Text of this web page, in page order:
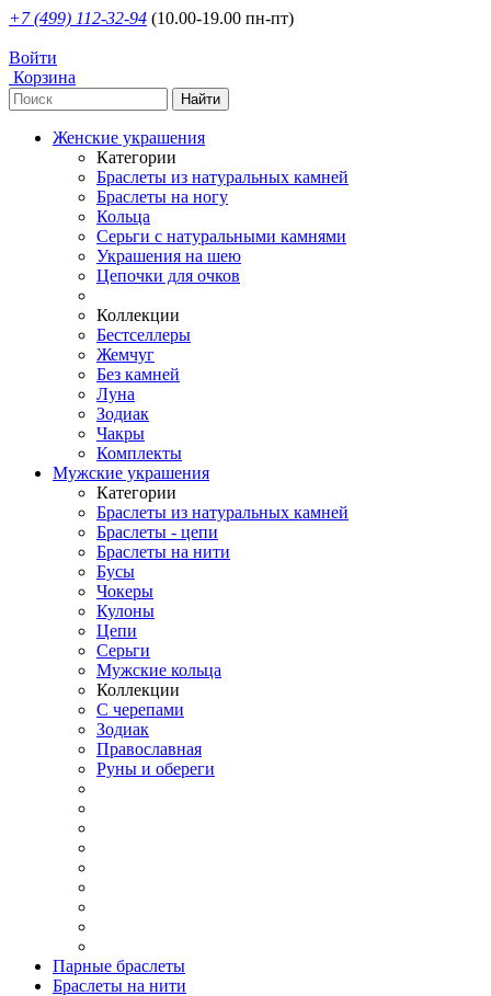
+7 (499) 112-32-94 (10.00-19.00 пн-пт)
Войти
Корзина
Женские украшения
Категории
Браслеты из натуральных камней
Браслеты на ногу
Кольца
Серьги с натуральными камнями
Украшения на шею
Цепочки для очков
Коллекции
Бестселлеры
Жемчуг
Без камней
Луна
Зодиак
Чакры
Комплекты
Мужские украшения
Категории
Браслеты из натуральных камней
Браслеты - цепи
Браслеты на нити
Бусы
Чокеры
Кулоны
Цепи
Серьги
Мужские кольца
Коллекции
С черепами
Зодиак
Православная
Руны и обереги
Парные браслеты
Браслеты на нити